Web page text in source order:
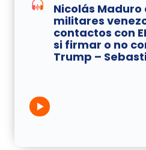
Nicolás
militares
contactos con
si firmar o no
Trump –